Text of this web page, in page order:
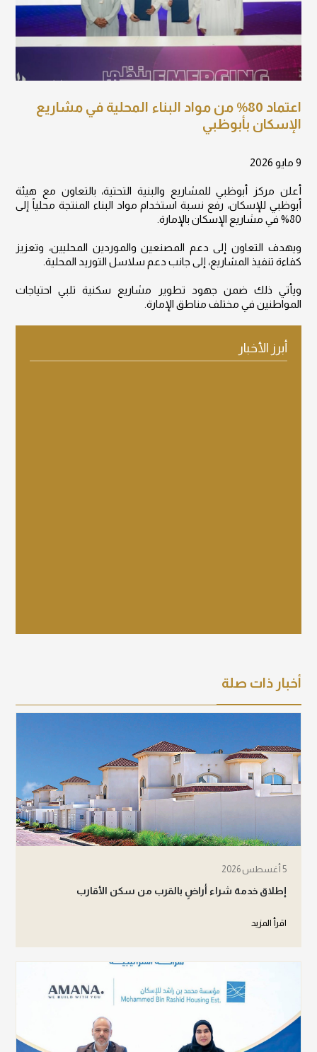
اعتماد 80% من مواد البناء المحلية في مشاريع
الإسكان بأبوظبي
9 مايو 2026
أعلن مركز أبوظبي للمشاريع والبنية التحتية، بالتعاون مع هيئة
أبوظبي للإسكان، رفع نسبة استخدام مواد البناء المنتجة محلياً إلى
80% في مشاريع الإسكان بالإمارة.
ويهدف التعاون إلى دعم المصنعين والموردين المحليين، وتعزيز
كفاءة تنفيذ المشاريع، إلى جانب دعم سلاسل التوريد المحلية.
ويأتي ذلك ضمن جهود تطوير مشاريع سكنية تلبي احتياجات
المواطنين في مختلف مناطق الإمارة.
أبرز الأخبار
أخبار ذات صلة
5 أغسطس 2026
إطلاق خدمة شراء أراضٍ بالقرب من سكن الأقارب
اقرأ المزيد